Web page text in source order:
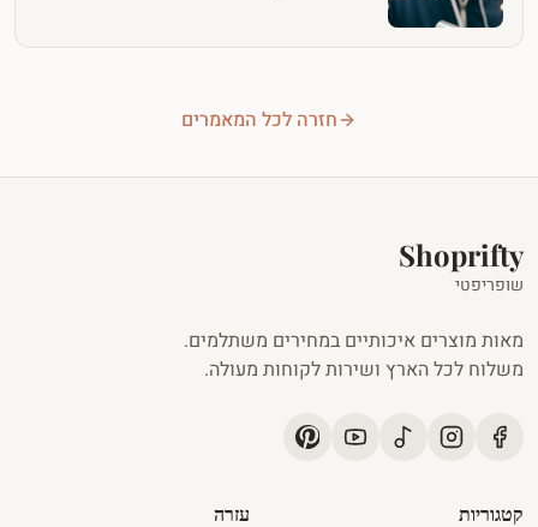
חזרה לכל המאמרים
Shoprifty
שופריפטי
מאות מוצרים איכותיים במחירים משתלמים.
משלוח לכל הארץ ושירות לקוחות מעולה.
קטגוריות עזרה